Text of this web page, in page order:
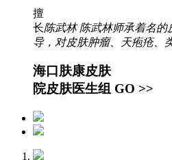
擅
长陈武林 陈武林师承着名
导，对皮肤肿瘤、天疱疮、类
海口肤康皮肤
院皮肤医生组 GO >>